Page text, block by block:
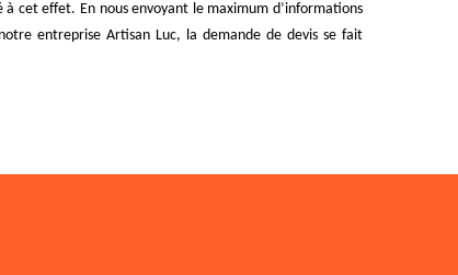
cet effet. En nous envoyant le maximum d’informations
entreprise Artisan Luc, la demande de devis se fait